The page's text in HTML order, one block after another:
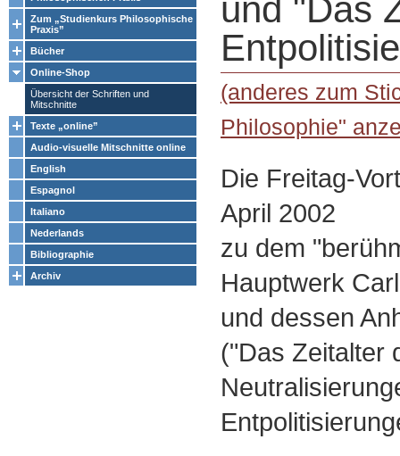
Zum „Studienkurs Philosophische
Praxis”
Bücher
Online-Shop
Übersicht der Schriften und
Mitschnitte
Texte „online”
Audio-visuelle Mitschnitte online
English
Espagnol
Italiano
Nederlands
Bibliographie
Archiv
und "Das
(anderes zum
Philosophie"
Die Freitag-
April 2002
zu dem
Hauptwerk
und dessen
("Das Zeitalter